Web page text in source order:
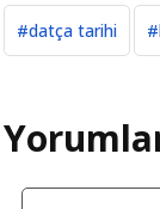
#datça tarihi